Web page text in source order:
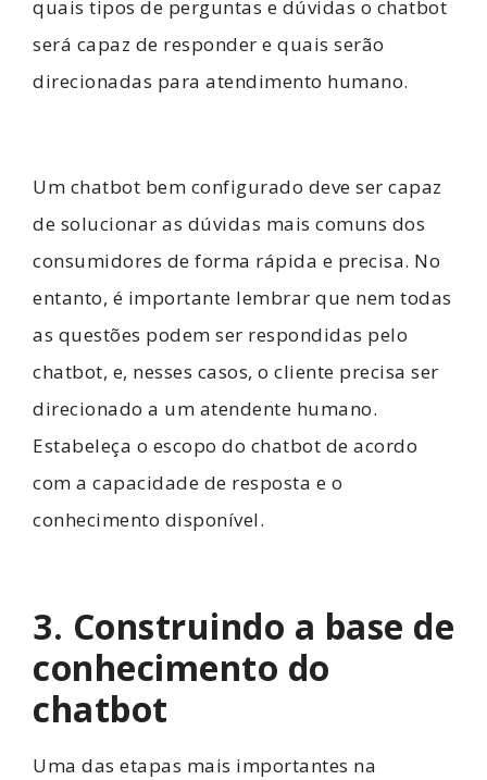
quais tipos de perguntas e dúvidas o chatbot
será capaz de responder e quais serão
direcionadas para atendimento humano.
Um chatbot bem configurado deve ser capaz
de solucionar as dúvidas mais comuns dos
consumidores de forma rápida e precisa. No
entanto, é importante lembrar que nem todas
as questões podem ser respondidas pelo
chatbot, e, nesses casos, o cliente precisa ser
direcionado a um atendente humano.
Estabeleça o escopo do chatbot de acordo
com a capacidade de resposta e o
conhecimento disponível.
3. Construindo a base de
conhecimento do
chatbot
Uma das etapas mais importantes na